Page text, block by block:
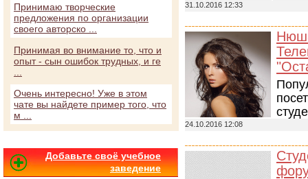
31.10.2016 12:33
24.10.2016 12:08
Принимаю творческие
предложения по организации
своего авторско ...
Принимая во внимание то, что и
опыт - сын ошибок трудных, и ге
Очень интересно! Уже в этом
чате вы найдете пример того, что
м ...
Добавьте своё учебное
заведение